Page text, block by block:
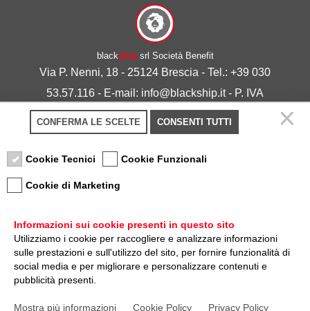
blackshipsrl Società Benefit
Via P. Nenni, 18 - 25124 Brescia - Tel.: +39 030
53.57.116 - E-mail: info@blackship.it - P. IVA
03492980986
Privacy policy-Cookie policy
Nota sulla Certificazione
CONFERMA LE SCELTE CONSENTI TUTTI
Cookie Tecnici Cookie Funzionali
Cookie di Marketing
Informazioni sui cookie presenti in questo sito
Utilizziamo i cookie per raccogliere e analizzare informazioni
sulle prestazioni e sull'utilizzo del sito, per fornire funzionalità di
social media e per migliorare e personalizzare contenuti e
pubblicità presenti.
Mostra più informazioni Cookie Policy Privacy Policy